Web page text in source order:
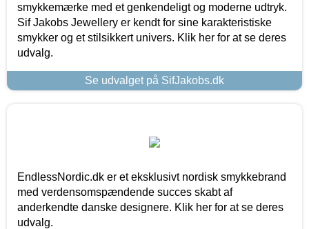
smykkemærke med et genkendeligt og moderne udtryk.
Sif Jakobs Jewellery er kendt for sine karakteristiske
smykker og et stilsikkert univers. Klik her for at se deres
udvalg.
Se udvalget på SifJakobs.dk
EndlessNordic.dk er et eksklusivt nordisk smykkebrand
med verdensomspændende succes skabt af
anderkendte danske designere. Klik her for at se deres
udvalg.